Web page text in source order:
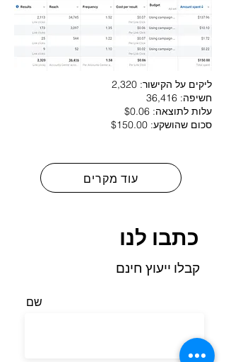
ליקים על הקישור: 2,320
חשיפה: 36,416
עלות לתוצאה: $0.06
סכום שהושקע: $150.00
עוד מקרים
כתבו לנו
קבלו ייעוץ חינם
שם